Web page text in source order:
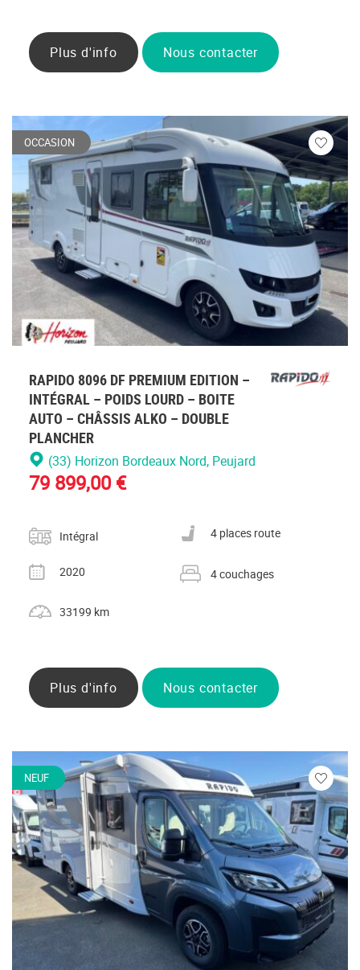
Plus d'info Nous contacter
OCCASION
Veuillez
vous
RAPIDO 8096 DF PREMIUM EDITION –
INTÉGRAL – POIDS LOURD – BOITE
AUTO – CHÂSSIS ALKO – DOUBLE
PLANCHER
(33) Horizon Bordeaux Nord, Peujard
79 899,00 €
Catégorie
Intégral
Nombre de places carte grise
4 places route
Année
2020
Nombre de couchages
4 couchages
33199 km
Plus d'info Nous contacter
NEUF
Veuillez
vous